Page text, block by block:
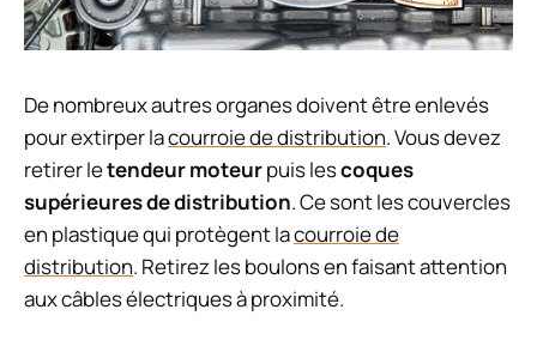
De nombreux autres organes doivent être enlevés
pour extirper lacourroie de distribution. Vous devez
retirer letendeur moteurpuis lescoques
supérieures de distribution. Ce sont les couvercles
en plastique qui protègent lacourroie de
distribution. Retirez les boulons en faisant attention
aux câbles électriques à proximité.